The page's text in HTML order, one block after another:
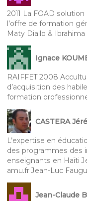
2011 La FOAD
l’offre de formation
Maty Diallo & Ibrahima
Ignace
RAIFFET 2008
d’acquisition des
formation
CASTERA
L’expertise en
des programmes des
enseignants en Haïti
amu.fr Jean-Luc
Jean-Claude